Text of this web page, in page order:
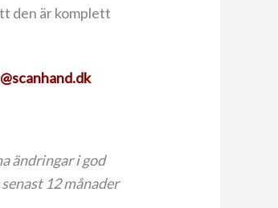
den är komplett
ändringar i god
12 månader